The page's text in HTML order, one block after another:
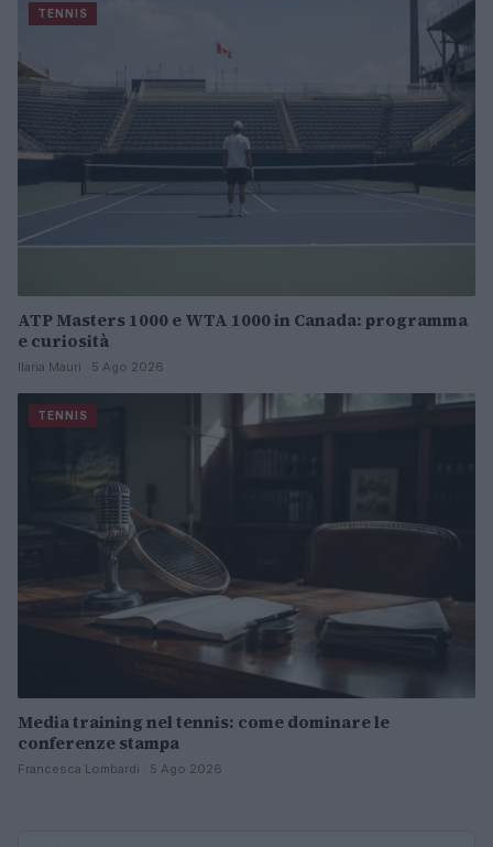
TENNIS
ATP Masters 1000 e WTA 1000 in Canada: programma
e curiosità
Ilaria Mauri · 5 Ago 2026
TENNIS
Media training nel tennis: come dominare le
conferenze stampa
Francesca Lombardi · 5 Ago 2026